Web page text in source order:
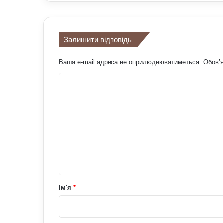
Залишити відповідь
Ваша e-mail адреса не оприлюднюватиметься.
рІм'я *